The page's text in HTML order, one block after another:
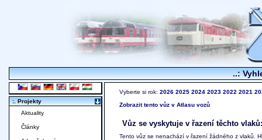
..:
Vyberte si rok: 2026 2025 2024 2023 2022 2021
Zobrazit tento vůz v Atlasu vozů
Vůz se vyskytuje v řazení těchto vlaků:
Tento vůz se nenachází v řazení žádného z vlaků.
:. Projekty
Aktuality
Články